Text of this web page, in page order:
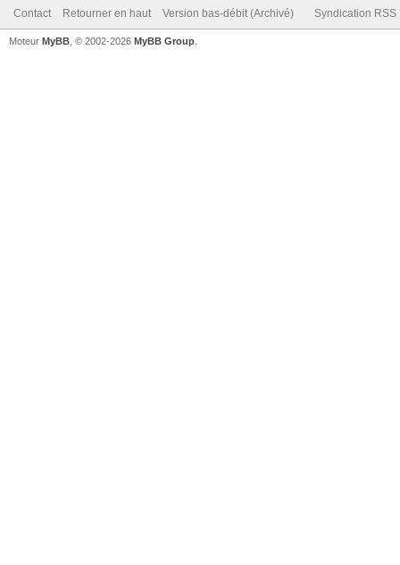
Contact Retourner en haut Version bas-débit (Archivé) Syndication RSS
Moteur MyBB , © 2002-2026 MyBB Group